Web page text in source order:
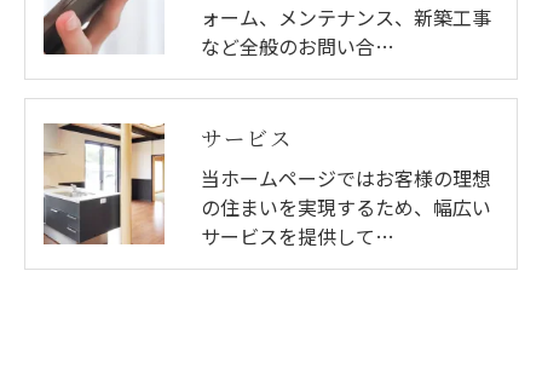
ォーム、メンテナンス、新築工事
など全般のお問い合…
サービス
当ホームページではお客様の理想
の住まいを実現するため、幅広い
サービスを提供して…